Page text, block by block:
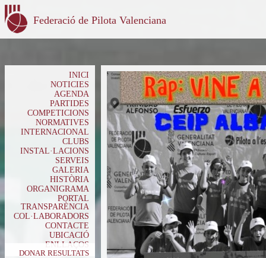
Federació de Pilota Valenciana
INICI
NOTICIES
AGENDA
PARTIDES
COMPETICIONS
NORMATIVES
INTERNACIONAL
CLUBS
INSTAL·LACIONS
SERVEIS
GALERIA
HISTÒRIA
ORGANIGRAMA
PORTAL
TRANSPARÈNCIA
COL·LABORADORS
CONTACTE
UBICACIÓ
ENLLAÇOS
DONAR RESULTATS